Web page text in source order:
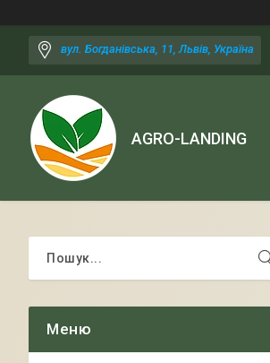
вул. Богданівська, 11, Львів, Україна
AGRO-LANDING